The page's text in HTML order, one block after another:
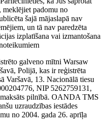
meklējiet padomu no
šajā mājaslapā nav
un tā nav paredzēta
izplatīšana vai izmantošana
galveno mītni Warsaw
Polijā, kas ir reģistrēta
Varšavā, 13. Nacionālā tiesu
NIP 5262759131,
pilnībā. OANDA TMS
uzraudzības iestādes
no 2004. gada 26. aprīļa